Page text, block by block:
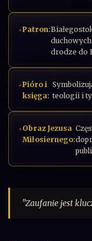
Patron:
drodze do
Pióro i
księga: teologii i
Obraz Jezusa
Miłosiernego:
"Zaufanie jest